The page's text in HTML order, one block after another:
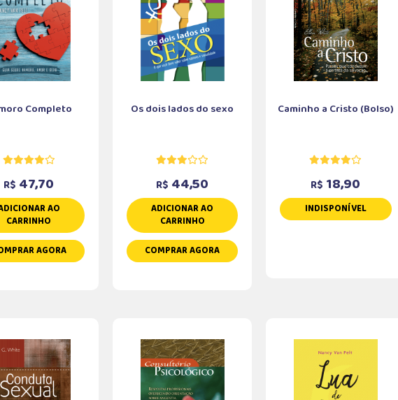
Completo
R$ 47,70
AO
CARRINHO
AGORA
Os dois lados do sexo
R$ 44,50
ADICIONAR AO
CARRINHO
COMPRAR AGORA
Caminho a Cristo (Bolso)
R$ 18,90
INDISPONÍVEL